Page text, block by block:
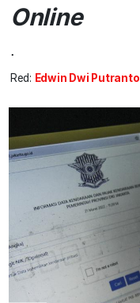
Online
.
Red: Edwin Dwi Putranto